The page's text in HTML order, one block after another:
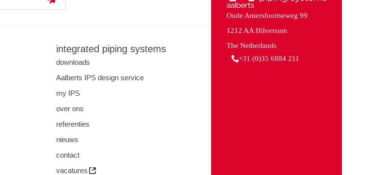
integrated piping systems
downloads
Aalberts IPS design service
my IPS
over ons
referenties
nieuws
contact
vacatures
Oude Amersfoortseweg 99
1212 AA Hilversum
The Netherlands
+31 (0)35 6884 211